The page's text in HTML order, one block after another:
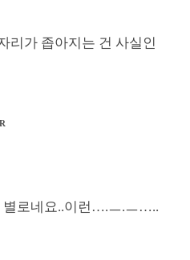
리가 좁아지는 건 사실인
별로네요..이런….ㅡ.ㅡ…..